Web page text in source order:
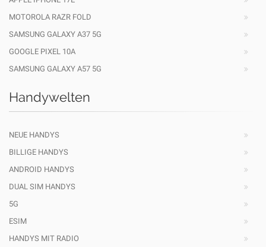
MOTOROLA RAZR FOLD
SAMSUNG GALAXY A37 5G
GOOGLE PIXEL 10A
SAMSUNG GALAXY A57 5G
Handywelten
NEUE HANDYS
BILLIGE HANDYS
ANDROID HANDYS
DUAL SIM HANDYS
5G
ESIM
HANDYS MIT RADIO